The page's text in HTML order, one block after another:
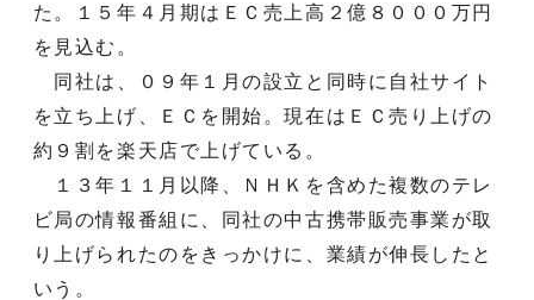
た。１５年４月期はＥＣ売上高２億８０００万円
を見込む。
同社は、０９年１月の設立と同時に自社サイト
を立ち上げ、ＥＣを開始。現在はＥＣ売り上げの
約９割を楽天店で上げている。
１３年１１月以降、ＮＨＫを含めた複数のテレ
ビ局の情報番組に、同社の中古携帯販売事業が取
り上げられたのをきっかけに、業績が伸長したと
いう。